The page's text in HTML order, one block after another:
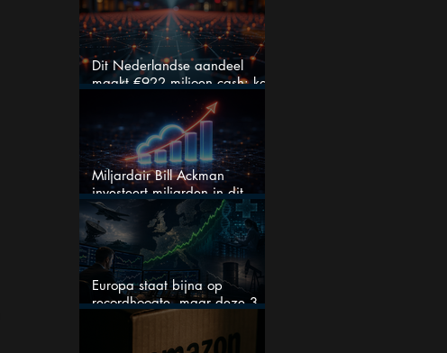
Dit Nederlandse aandeel
maakt €922 miljoen cash: kan
dit dividendaandeel blijven
Miljardair Bill Ackman
investeert miljarden in dit
techaandeel
Europa staat bijna op
recordhoogte, maar deze 3
sectoren vallen nu op